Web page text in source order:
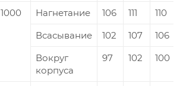
1000 Нагнетание 106 111 110
Всасывание
102 107 106
Вокруг
корпуса
97 102 100